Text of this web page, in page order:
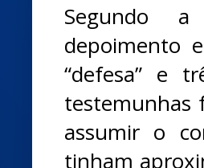
Segundo
depoimento
“defesa” e
testemunhas
assumir o
tinham